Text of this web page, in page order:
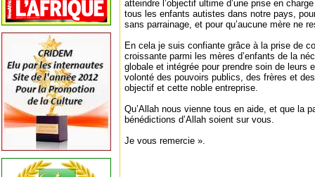
atteindre l’objectif ultime d’une prise en
tous les enfants autistes dans notre pays,
sans parrainage, et pour qu’aucune mère ne
En cela je suis confiante grâce à la prise de
croissante parmi les mères d’enfants de la
globale et intégrée pour prendre soin de leurs
volonté des pouvoirs publics, des frères et
objectif et cette noble entreprise.
Qu’Allah nous vienne tous en aide, et que la
bénédictions d’Allah soient sur vous.
Je vous remercie ».